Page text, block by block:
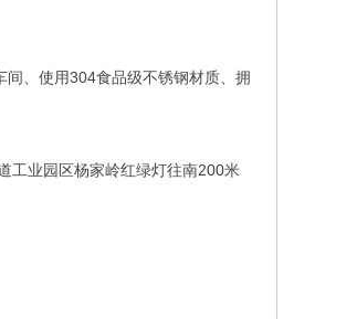
、使用304食品级不锈钢材质、拥
工业园区杨家岭红绿灯往南200米